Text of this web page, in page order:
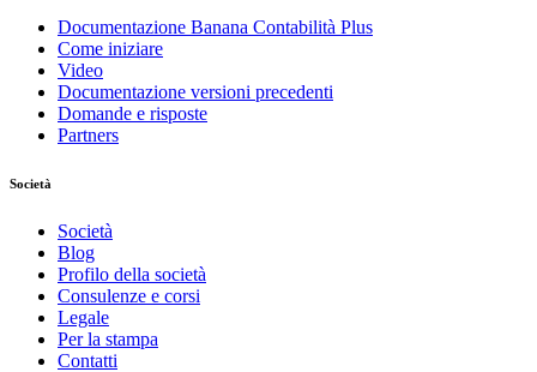
Documentazione Banana Contabilità Plus
Come iniziare
Video
Documentazione versioni precedenti
Domande e risposte
Partners
Società
Società
Blog
Profilo della società
Consulenze e corsi
Legale
Per la stampa
Contatti